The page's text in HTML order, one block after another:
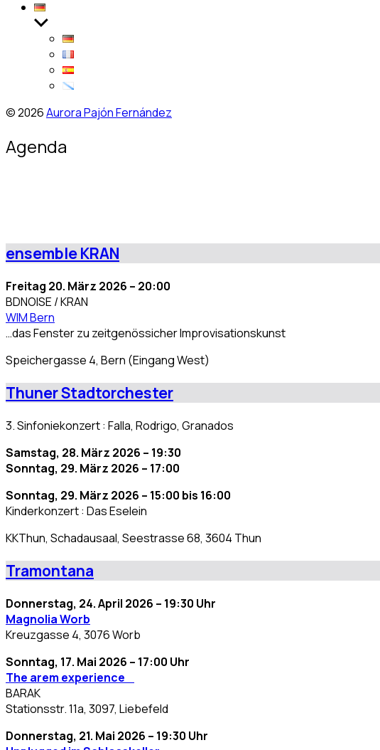
Untermenü
anzeigen
© 2026Aurora Pajón Fernández
Agenda
ensemble KRAN
Freitag 20. März 2026 – 20:00
BDNOISE / KRAN
WIM Bern
…das Fenster zu zeitgenössicher Improvisationskunst
Speichergasse 4, Bern (Eingang West)
Thuner Stadtorchester
3. Sinfoniekonzert : Falla, Rodrigo, Granados
Samstag, 28. März 2026 – 19:30
Sonntag, 29. März 2026 – 17:00
Sonntag, 29. März 2026 – 15:00 bis 16:00
Kinderkonzert : Das Eselein
KKThun, Schadausaal, Seestrasse 68, 3604 Thun
Tramontana
Donnerstag, 24. April 2026 – 19:30 Uhr
Magnolia Worb
Kreuzgasse 4, 3076 Worb
Sonntag, 17. Mai 2026 – 17:00 Uhr
The arem experience
BARAK
Stationsstr. 11a, 3097, Liebefeld
Donnerstag, 21. Mai 2026 – 19:30 Uhr